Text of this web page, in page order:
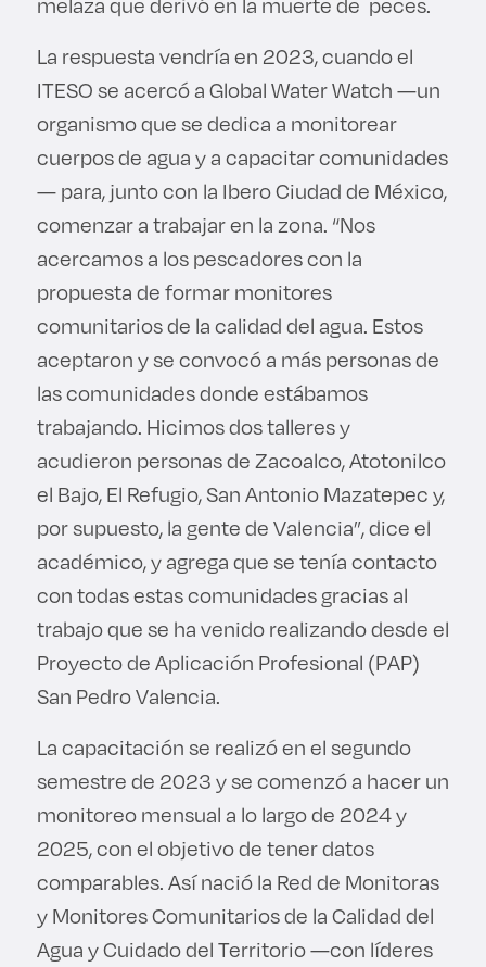
La respuesta vendría en 2023, cuando el
ITESO se acercó a Global Water Watch —un
organismo que se dedica a monitorear
cuerpos de agua y a capacitar comunidades
— para, junto con la Ibero Ciudad de México,
comenzar a trabajar en la zona. “Nos
acercamos a los pescadores con la
propuesta de formar monitores
comunitarios de la calidad del agua. Estos
aceptaron y se convocó a más personas de
las comunidades donde estábamos
trabajando. Hicimos dos talleres y
acudieron personas de Zacoalco, Atotonilco
el Bajo, El Refugio, San Antonio Mazatepec y,
por supuesto, la gente de Valencia”, dice el
académico, y agrega que se tenía contacto
con todas estas comunidades gracias al
trabajo que se ha venido realizando desde el
Proyecto de Aplicación Profesional (PAP)
San Pedro Valencia.
La capacitación se realizó en el segundo
semestre de 2023 y se comenzó a hacer un
monitoreo mensual a lo largo de 2024 y
2025, con el objetivo de tener datos
comparables. Así nació la Red de Monitoras
y Monitores Comunitarios de la Calidad del
Agua y Cuidado del Territorio —con líderes